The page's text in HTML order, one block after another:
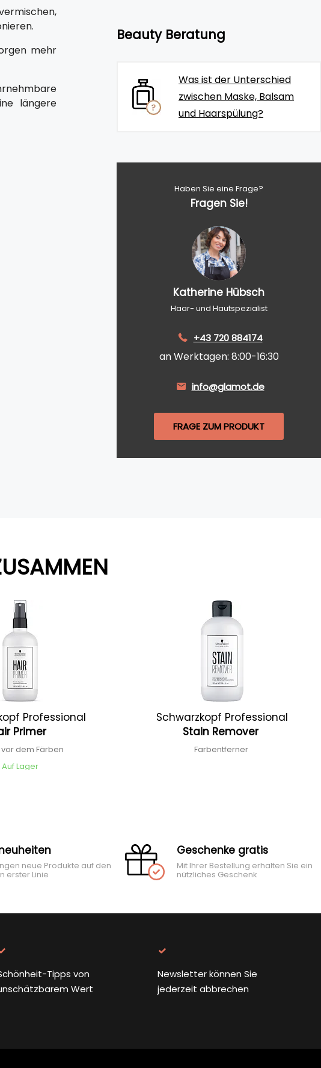
mehr
längere
Beauty Beratung
Was ist der Unterschied
zwischen Maske, Balsam
und Haarspülung?
Haben Sie eine Frage?
Fragen Sie!
Katherine Hübsch
Haar- und Hautspezialist
+43 720 884174
an Werktagen: 8:00-16:30
info@glamot.de
FRAGE ZUM PRODUKT
Professional
Primer
dem Färben
Auf Lager
Schwarzkopf Professional
Stain Remover
Farbentferner
neue Produkte auf den
erster Linie
Geschenke gratis
Mit Ihrer Bestellung erhalten Sie ein
nützliches Geschenk
Tipps von
Wert
Newsletter können Sie
jederzeit abbrechen